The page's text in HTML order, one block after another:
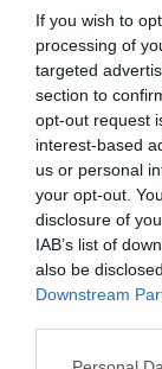
If you wish to
processing of
targeted
section to
opt-out request
interest-based
us or personal
your opt-out.
disclosure of
IAB’s list of
also be
Downstream
Où dormir
Pont du Gard
comment
Les 20
6
Prix et
guidée du
Les tarifs